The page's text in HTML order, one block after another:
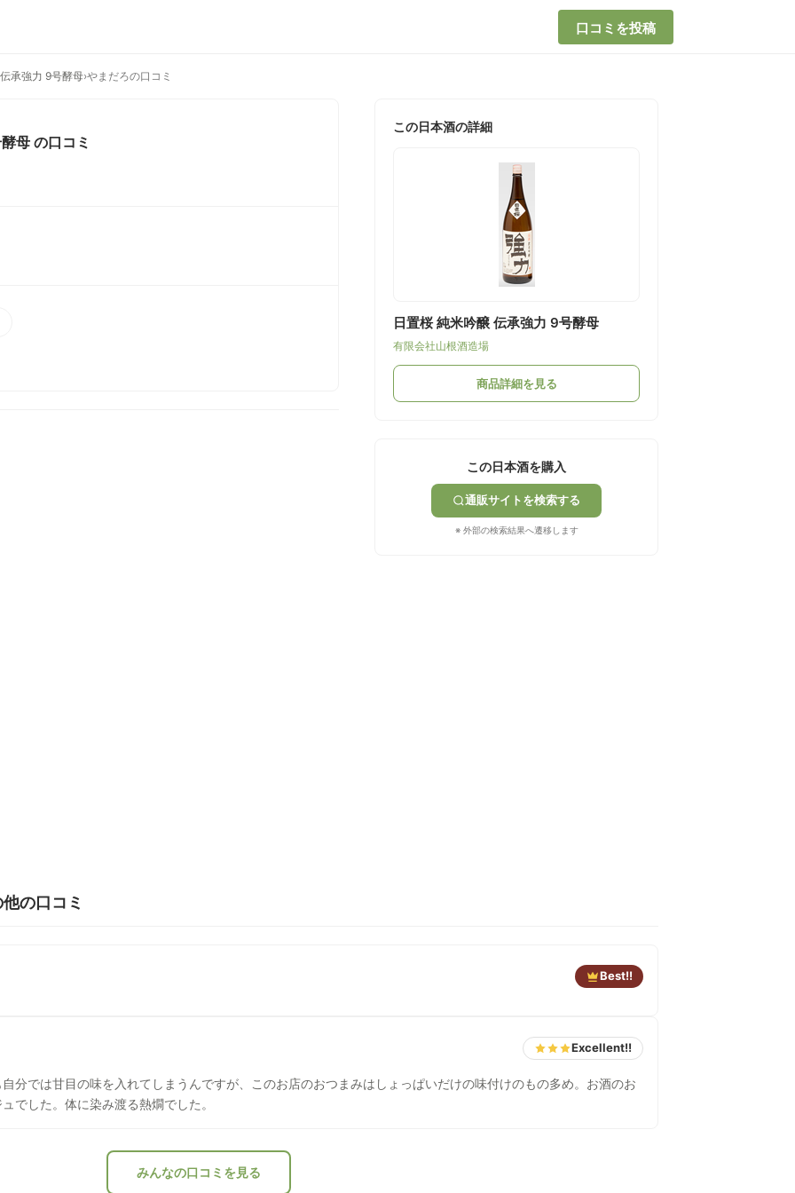
口コミを投稿
承強力 9号酵母›やまだろの口コミ
母の口コミ
この日本酒の詳細
日置桜 純米吟醸 伝承強力 9号酵母
有限会社山根酒造場
商品詳細を見る
この日本酒を購入
通販サイトを検索する
※ 外部の検索結果へ遷移します
の口コミ
Best!!
Excellent!!
分では甘目の味を入れてしまうんですが、このお店のおつまみはしょっぱいだけの味付けのもの多め。お酒のお
でした。体に染み渡る熱燗でした。
みんなの口コミを見る